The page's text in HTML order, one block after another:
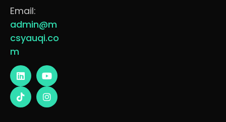
Email:
admin@m
csyauqi.co
m